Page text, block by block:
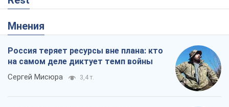
Мнения
Россия теряет ресурсы вне плана: кто
на самом деле диктует темп войны
Сергей Мисюра 3,4 т.